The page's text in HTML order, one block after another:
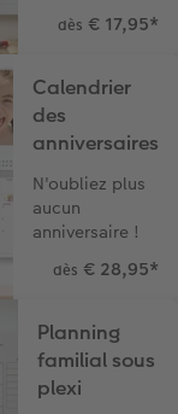
dès € 17,95*
Calendrier
des
anniversaires
N'oubliez plus
aucun
anniversaire !
dès € 28,95*
Planning
familial sous
plexi